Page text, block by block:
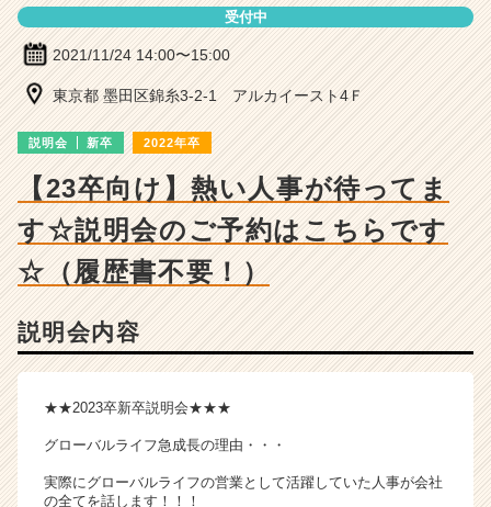
ベ
ン
ャ
ー・
成
長
企
業
か
が
く
就
活
受付中
2021/11/24 14:00〜15:00
東京都 墨田区錦糸3-2-1 アルカイースト4Ｆ
説明会 新卒 2022年卒
【23卒向け】熱い人事が待ってま
す☆説明会のご予約はこちらです
☆（履歴書不要！）
説明会内容
★★2023卒新卒説明会★★★
グローバルライフ急成長の理由・・・
実際にグローバルライフの営業として活躍していた人事が会社
の全てを話します！！！